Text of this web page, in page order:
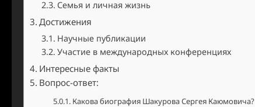
Семья и личная жизнь
Достижения
Научные публикации
Участие в международных конференциях
Интересные факты
Вопрос-ответ:
Какова биография Шакурова Сергея Каюмовича?